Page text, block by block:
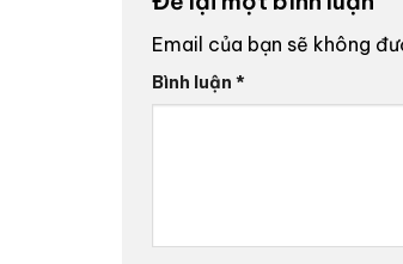
Email của bạn sẽ không
Bình luận *